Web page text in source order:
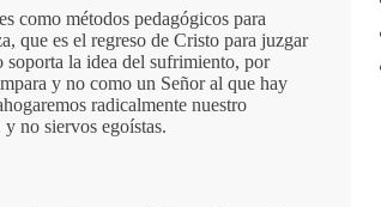
como métodos pedagógicos para
que es el regreso de Cristo para juzgar
la idea del sufrimiento, por
y no como un Señor al que hay
radicalmente nuestro
no siervos egoístas.